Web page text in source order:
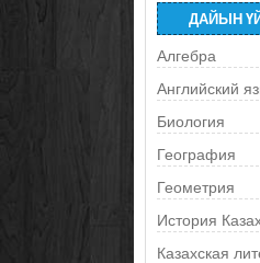
ДАЙЫН
Алгебра
Английский
Биология
География
Геометрия
История
Казахская